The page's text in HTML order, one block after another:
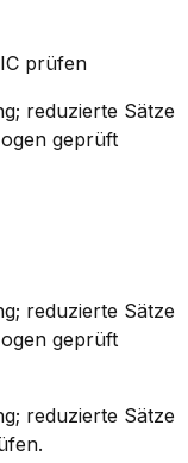
prüfen
reduzierte Sätze
geprüft
reduzierte Sätze
geprüft
reduzierte Sätze